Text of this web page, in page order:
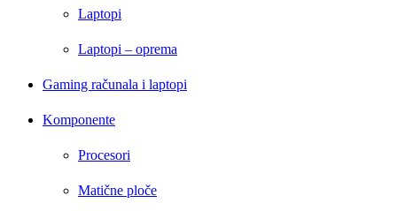
Laptopi
Laptopi – oprema
Gaming računala i laptopi
Komponente
Procesori
Matične ploče